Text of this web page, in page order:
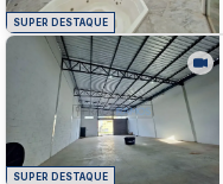
SUPER DESTAQUE
SUPER DESTAQUE